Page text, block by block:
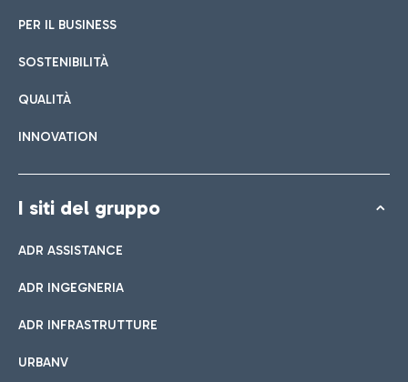
PER IL BUSINESS
SOSTENIBILITÀ
QUALITÀ
INNOVATION
I siti del gruppo
ADR ASSISTANCE
ADR INGEGNERIA
ADR INFRASTRUTTURE
URBANV